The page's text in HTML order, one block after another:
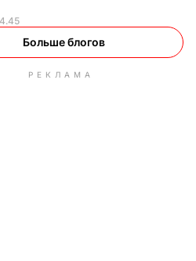
Больше блогов
РЕКЛАМА